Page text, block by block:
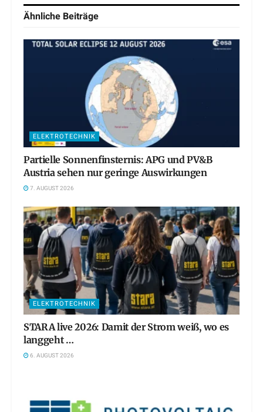
Ähnliche Beiträge
ELEKTROTECHNIK
Partielle Sonnenfinsternis: APG und PV&B
Austria sehen nur geringe Auswirkungen
7. AUGUST 2026
ELEKTROTECHNIK
STARA live 2026: Damit der Strom weiß, wo es
langgeht …
6. AUGUST 2026